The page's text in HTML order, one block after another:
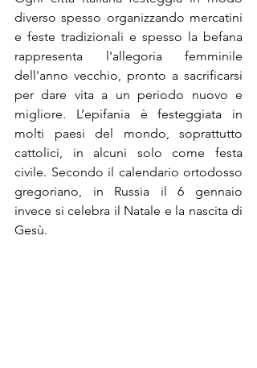
diverso spesso organizzando mercatini
e feste tradizionali e spesso la befana
rappresenta l'allegoria femminile
dell'anno vecchio, pronto a sacrificarsi
per dare vita a un periodo nuovo e
migliore. L’epifania è festeggiata in
molti paesi del mondo, soprattutto
cattolici, in alcuni solo come festa
civile. Secondo il calendario ortodosso
gregoriano, in Russia il 6 gennaio
invece si celebra il Natale e la nascita di
Gesù.